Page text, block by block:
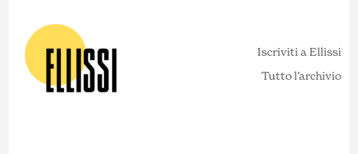
Iscriviti a Ellissi
Tutto l’archivio